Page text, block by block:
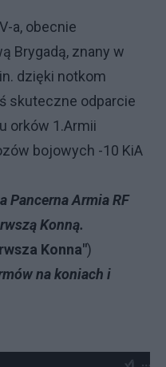
a, obecnie
Brygadą, znany w
dzięki notkom
skuteczne odparcie
orków 1.Armii
bojowych -10 KiA
Pancerna Armia RF
Konną.
Konna")
na koniach i